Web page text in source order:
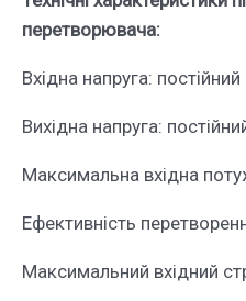
перетворювача:
Вхідна напруга:
Вихідна напруга:
Максимальна вхідна
Ефективність
Максимальний вхідний